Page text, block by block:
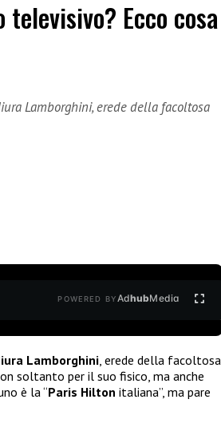
Ecco cosa
Lamborghini, erede della facoltosa
POWERED BYAdhubMedia
Lamborghini , erede della facoltosa
soltanto per il suo fisico, ma anche
è la “Paris Hilton italiana”, ma pare